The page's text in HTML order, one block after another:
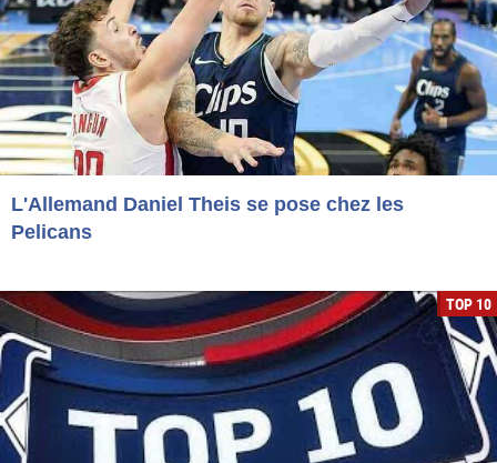
L'Allemand Daniel Theis se pose chez les
Pelicans
TOP 10